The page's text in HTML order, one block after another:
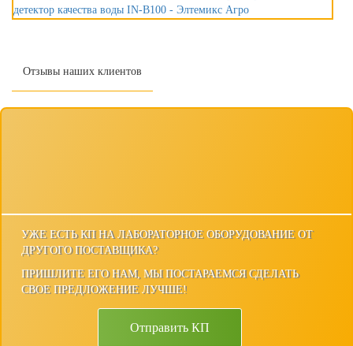
УЖЕ ЕСТЬ КП НА ЛАБОРАТОРНОЕ ОБОРУДОВАНИЕ ОТ
ДРУГОГО ПОСТАВЩИКА?
ПРИШЛИТЕ ЕГО НАМ, МЫ ПОСТАРАЕМСЯ СДЕЛАТЬ
СВОЕ ПРЕДЛОЖЕНИЕ ЛУЧШЕ!
Отправить КП
Отзывы наших клиентов